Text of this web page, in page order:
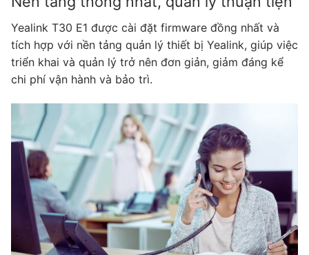
Yealink T30 E1 được cài đặt firmware đồng nhất và
tích hợp với nền tảng quản lý thiết bị Yealink, giúp việc
triển khai và quản lý trở nên đơn giản, giảm đáng kể
chi phí vận hành và bảo trì.